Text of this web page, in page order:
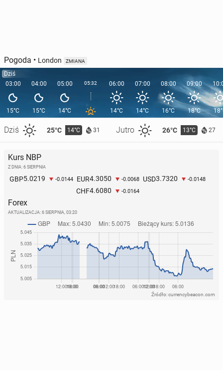
Pogoda • London ZMIANA
Dziś
03:00
15°C
Dziś 25°C 14°C 31 Jutro 26°C 13°C 27
04:00
15°C
05:00
14°C
05:32 06:00
14°C
07:00
14°C
08:00
16°C
09:00
18°C
Kurs NBP
Z DNIA: 6 SIERPNIA
GBP5.0219 -0.0144 EUR4.3050 -0.0068 USD3.7320 -0.0148
CHF4.6080 -0.0164
Forex
AKTUALIZACJA: 6 SIERPNIA, 03:20
Źródło: currencybeacon.com